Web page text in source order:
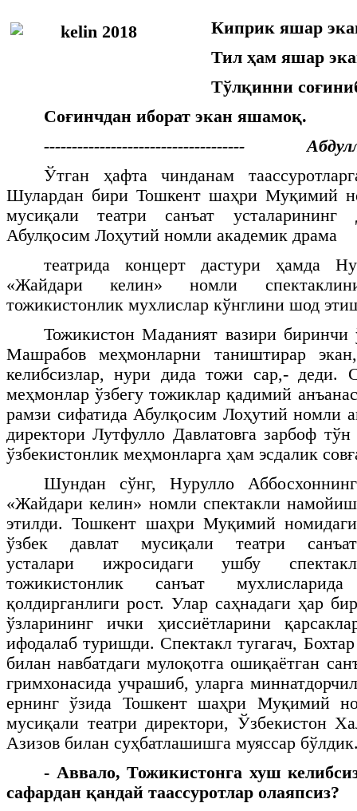
Киприк яшар
Тил ҳам яшар
Тўлқинни
Соғинчдан иборат экан яшамоқ.
------------------------------------
Ўтган ҳафта чинданам
Шулардан бири Тошкент шаҳри Муқимий
мусиқали театри санъат
Абулқосим Лоҳутий номли академик драма
театрида концерт дастури ҳамда
«Жайдари келин» номли
тожикистонлик мухлислар кўнглини шод
Тожикистон Маданият вазири биринчи
Машрабов меҳмонларни таништирар
келибсизлар, нури дида тожи сар,- деди.
меҳмонлар ўзбегу тожиклар қадимий
рамзи сифатида Абулқосим Лоҳутий номли
директори Лутфулло Давлатовга зарбоф
ўзбекистонлик меҳмонларга ҳам эсдалик
Шундан сўнг, Нурулло Аббосхоннинг
«Жайдари келин» номли спектакли намойиш
этилди. Тошкент шаҳри Муқимий номидаги
ўзбек давлат мусиқали театри санъат
усталари ижросидаги ушбу спектакл
тожикистонлик санъат
қолдирганлиги рост. Улар саҳнадаги ҳар
ўзларининг ички ҳиссиётларини
ифодалаб туришди. Спектакл тугагач,
билан навбатдаги мулоқотга ошиқаётган
гримхонасида учрашиб, уларга
ернинг ўзида Тошкент шаҳри Муқимий
мусиқали театри директори, Ўзбекистон
Азизов билан суҳбатлашишга муяссар
- Аввало, Тожикистонга хуш
сафардан қандай таассуротлар олаяпсиз?